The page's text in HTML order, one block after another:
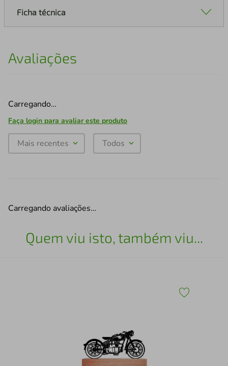
Ficha técnica
Avaliações
Carregando…
Faça login para avaliar este produto
Mais recentes Todos
Carregando avaliações…
Quem viu isto, também viu...